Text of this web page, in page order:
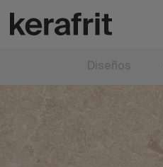
Diseños